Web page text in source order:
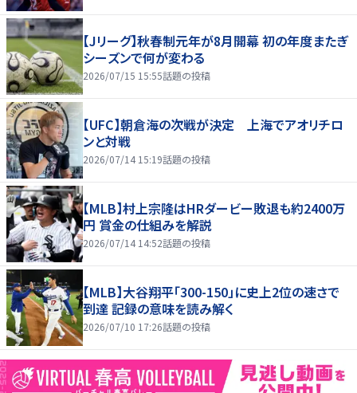
【Jリーグ】秋春制元年が8月開幕 初の年度またぎ
シーズンで何が変わる
2026/07/15 15:55話題の投稿
【UFC】朝倉海の次戦が決定 上海でアオリチロ
ンと対戦
2026/07/14 15:19話題の投稿
【MLB】村上宗隆はHRダービー敗退も約2400万
円 賞金の仕組みを解説
2026/07/14 14:52話題の投稿
【MLB】大谷翔平「300-150」に史上2位の速さで
到達 記録の意味を読み解く
2026/07/10 17:26話題の投稿